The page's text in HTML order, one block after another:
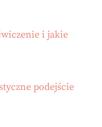
i jakie
podejście